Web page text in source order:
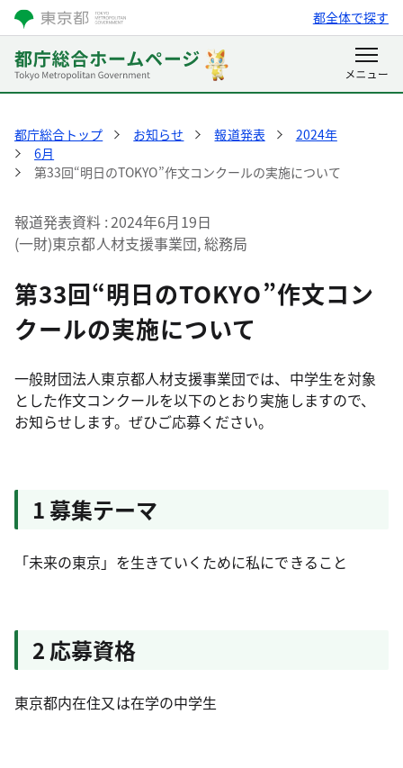
都全体で探す
都庁総合トップ お知らせ 報道発表
2024年
6月
第33回“明日のTOKYO”作文コンクールの実施について
報道発表資料 2024年6月19日
(一財)東京都人材支援事業団, 総務局
第33回“明日のTOKYO”作文コン
クールの実施について
一般財団法人東京都人材支援事業団では、中学生を対象
とした作文コンクールを以下のとおり実施しますので、
お知らせします。ぜひご応募ください。
1 募集テーマ
「未来の東京」を生きていくために私にできること
2 応募資格
東京都内在住又は在学の中学生